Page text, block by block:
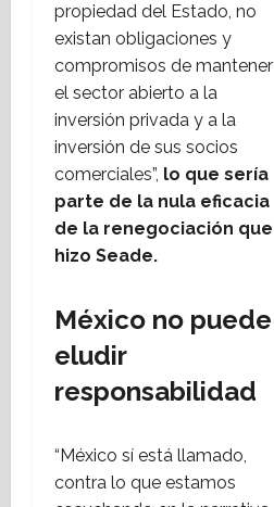
propiedad del Estado, no
existan obligaciones y
compromisos de mantener
el sector abierto a la
inversión privada y a la
inversión de sus socios
comerciales”, lo que sería
parte de la nula eficacia
de la renegociación que
hizo Seade.
México no puede
eludir
responsabilidad
“México sí está llamado,
contra lo que estamos